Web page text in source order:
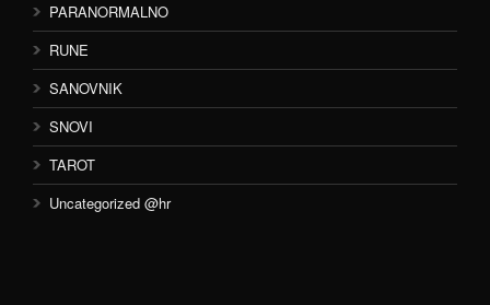
PARANORMALNO
RUNE
SANOVNIK
SNOVI
TAROT
Uncategorized @hr